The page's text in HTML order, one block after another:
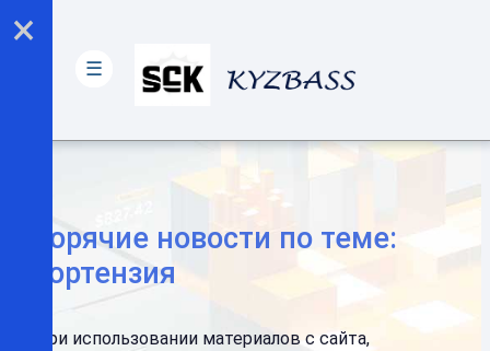
Горячие новости по теме:
гортензия
При использовании материалов с сайта,
×
☰